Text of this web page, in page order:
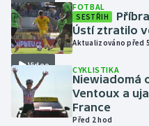
Judo
Krasobruslení
Lezení
Lyže a snowboard
Video
FOTBAL
SESTŘIH
Ústí ztratilo
Aktualizováno před
CYKLISTIKA
Niewiadomá
Ventoux a
France
Před 2 hod